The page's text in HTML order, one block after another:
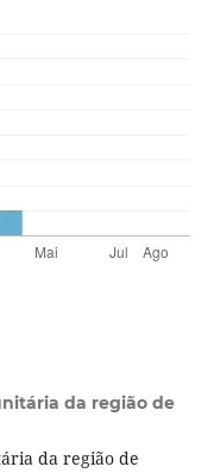
da região de
da região de